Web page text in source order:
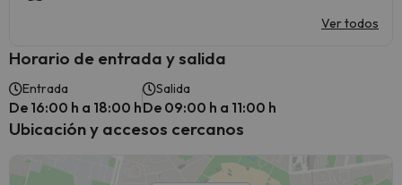
Ver todos
Horario de entrada y salida
Entrada
De 16:00 h a 18:00 h
Salida
De 09:00 h a 11:00 h
Ubicación y accesos cercanos